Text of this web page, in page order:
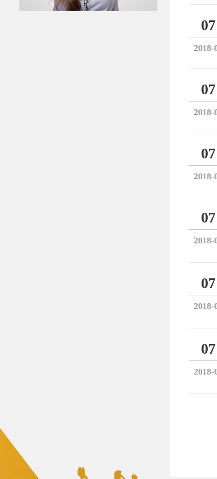
07
2018-
07
2018-
07
2018-
07
2018-
07
2018-
07
2018-